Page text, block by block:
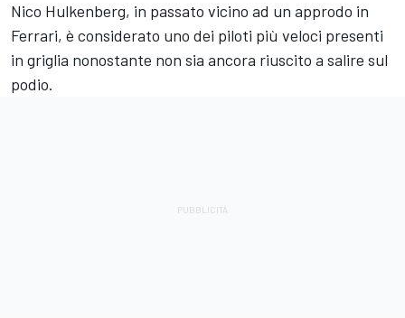
Nico Hulkenberg, in passato vicino ad un approdo in
Ferrari, è considerato uno dei piloti più veloci presenti
in griglia nonostante non sia ancora riuscito a salire sul
podio.